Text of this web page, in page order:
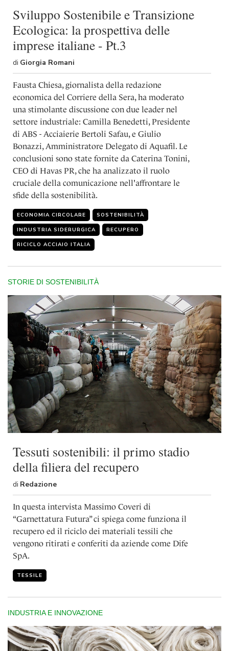
Sviluppo Sostenibile e Transizione
Ecologica: la prospettiva delle
imprese italiane - Pt.3
di Giorgia Romani
Fausta Chiesa, giornalista della redazione
economica del Corriere della Sera, ha moderato
una stimolante discussione con due leader nel
settore industriale: Camilla Benedetti, Presidente
di ABS - Acciaierie Bertoli Safau, e Giulio
Bonazzi, Amministratore Delegato di Aquafil. Le
conclusioni sono state fornite da Caterina Tonini,
CEO di Havas PR, che ha analizzato il ruolo
cruciale della comunicazione nell'affrontare le
sfide della sostenibilità.
ECONOMIA CIRCOLARE SOSTENIBILITÀ
INDUSTRIA SIDERURGICA RECUPERO
RICICLO ACCIAIO ITALIA
STORIE DI SOSTENIBILITÀ
Tessuti sostenibili: il primo stadio
della filiera del recupero
di Redazione
In questa intervista Massimo Coveri di
“Garnettatura Futura” ci spiega come funziona il
recupero ed il riciclo dei materiali tessili che
vengono ritirati e conferiti da aziende come Dife
SpA.
TESSILE
INDUSTRIA E INNOVAZIONE